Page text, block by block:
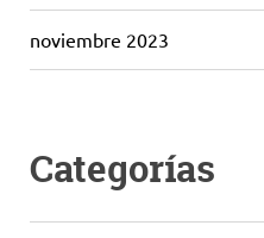
noviembre 2023
Categorías